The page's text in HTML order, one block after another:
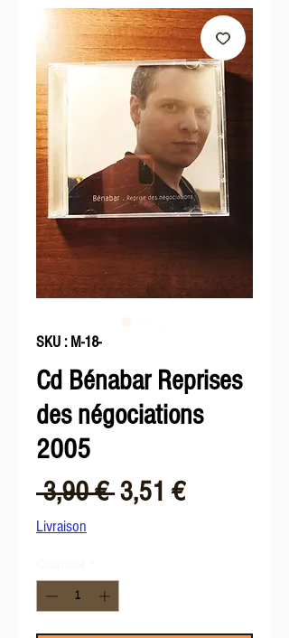
SKU : M-18-
Cd Bénabar Reprises
des négociations
2005
3,90 € Prix
3,51 €Prix
Livraison